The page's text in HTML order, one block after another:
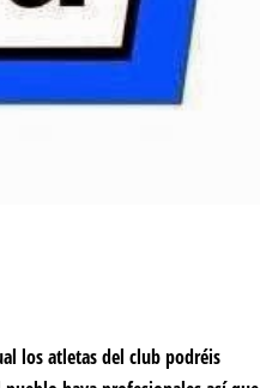
los atletas del club podréis